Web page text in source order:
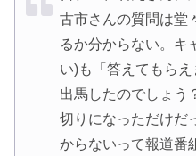
古市さんの質問は堂
るか分からない。キ
い)も「答えてもら
出馬したのでしょう
切りになっただけだ
からないって報道番